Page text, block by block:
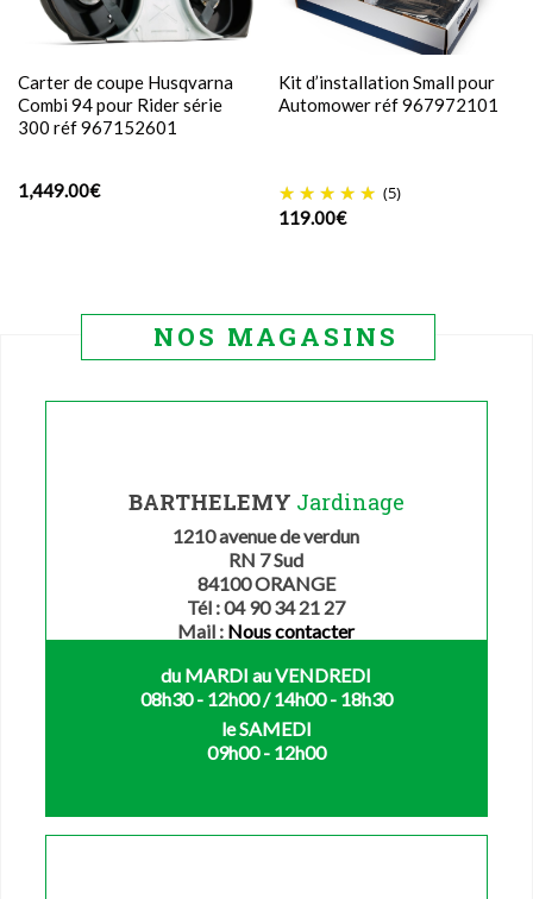
Carter de coupe Husqvarna
Combi 94 pour Rider série
300 réf 967152601
1,449.00€
Kit d’installation Small pour
Automower réf 967972101
(5)
119.00€
NOS MAGASINS
BARTHELEMY Jardinage
1210 avenue de verdun
RN 7 Sud
84100 ORANGE
Tél : 04 90 34 21 27
Mail : Nous contacter
du MARDI au VENDREDI
08h30 - 12h00 / 14h00 - 18h30
le SAMEDI
09h00 - 12h00